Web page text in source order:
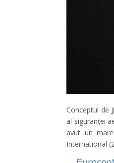
Conceptul de
al siguranței
avut un
International